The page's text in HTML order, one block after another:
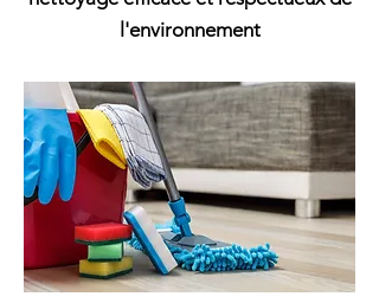
l'environnement